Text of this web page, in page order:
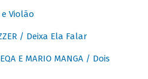
e Violão
/ Deixa Ela Falar
E MARIO MANGA / Dois